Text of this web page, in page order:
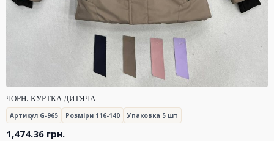
ЧОРН. КУРТКА ДИТЯЧА
Артикул G-965 Розміри 116-140 Упаковка 5 шт
1,474.36 грн.